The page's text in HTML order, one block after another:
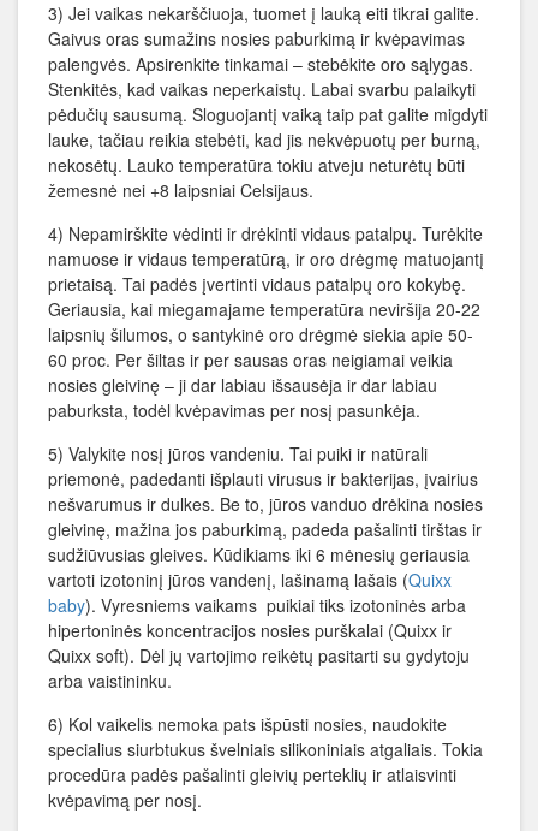
3) Jei vaikas nekarščiuoja, tuomet į lauką eiti tikrai galite.
Gaivus oras sumažins nosies paburkimą ir kvėpavimas
palengvės. Apsirenkite tinkamai – stebėkite oro sąlygas.
Stenkitės, kad vaikas neperkaistų. Labai svarbu palaikyti
pėdučių sausumą. Sloguojantį vaiką taip pat galite migdyti
lauke, tačiau reikia stebėti, kad jis nekvėpuotų per burną,
nekosėtų. Lauko temperatūra tokiu atveju neturėtų būti
žemesnė nei +8 laipsniai Celsijaus.
4) Nepamirškite vėdinti ir drėkinti vidaus patalpų. Turėkite
namuose ir vidaus temperatūrą, ir oro drėgmę matuojantį
prietaisą. Tai padės įvertinti vidaus patalpų oro kokybę.
Geriausia, kai miegamajame temperatūra neviršija 20-22
laipsnių šilumos, o santykinė oro drėgmė siekia apie 50-
60 proc. Per šiltas ir per sausas oras neigiamai veikia
nosies gleivinę – ji dar labiau išsausėja ir dar labiau
paburksta, todėl kvėpavimas per nosį pasunkėja.
5) Valykite nosį jūros vandeniu. Tai puiki ir natūrali
priemonė, padedanti išplauti virusus ir bakterijas, įvairius
nešvarumus ir dulkes. Be to, jūros vanduo drėkina nosies
gleivinę, mažina jos paburkimą, padeda pašalinti tirštas ir
sudžiūvusias gleives. Kūdikiams iki 6 mėnesių geriausia
vartoti izotoninį jūros vandenį, lašinamą lašais (Quixx
baby). Vyresniems vaikams puikiai tiks izotoninės arba
hipertoninės koncentracijos nosies purškalai (Quixx ir
Quixx soft). Dėl jų vartojimo reikėtų pasitarti su gydytoju
arba vaistininku.
6) Kol vaikelis nemoka pats išpūsti nosies, naudokite
specialius siurbtukus švelniais silikoniniais atgaliais. Tokia
procedūra padės pašalinti gleivių perteklių ir atlaisvinti
kvėpavimą per nosį.